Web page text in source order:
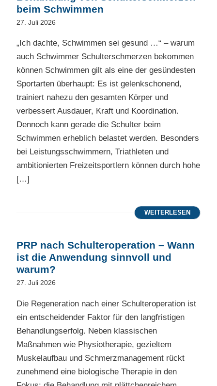
beim Schwimmen
27. Juli 2026
„Ich dachte, Schwimmen sei gesund …“ – warum
auch Schwimmer Schulterschmerzen bekommen
können Schwimmen gilt als eine der gesündesten
Sportarten überhaupt: Es ist gelenkschonend,
trainiert nahezu den gesamten Körper und
verbessert Ausdauer, Kraft und Koordination.
Dennoch kann gerade die Schulter beim
Schwimmen erheblich belastet werden. Besonders
bei Leistungsschwimmern, Triathleten und
ambitionierten Freizeitsportlern können durch hohe
[…]
WEITERLESEN
PRP nach Schulteroperation – Wann
ist die Anwendung sinnvoll und
warum?
27. Juli 2026
Die Regeneration nach einer Schulteroperation ist
ein entscheidender Faktor für den langfristigen
Behandlungserfolg. Neben klassischen
Maßnahmen wie Physiotherapie, gezieltem
Muskelaufbau und Schmerzmanagement rückt
zunehmend eine biologische Therapie in den